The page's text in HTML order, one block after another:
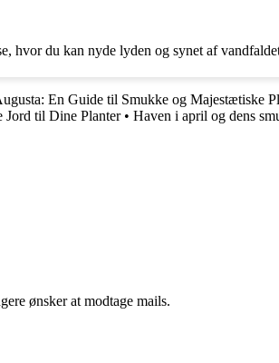
hvor du kan nyde lyden og synet af
En Guide til Smukke og Majestætiske
til Dine Planter• Haven i april og dens
ønsker at modtage mails.